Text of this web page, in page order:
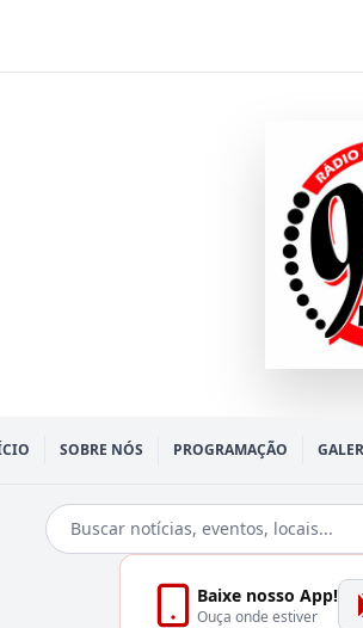
SOBRE NÓS PROGRAMAÇÃO
Baixe nosso App!
Ouça onde estiver